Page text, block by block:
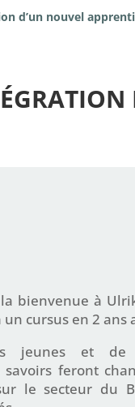
d’un nouvel apprenti
bienvenue à
cursus en 2 ans
jeunes et
savoirs feront
le secteur du